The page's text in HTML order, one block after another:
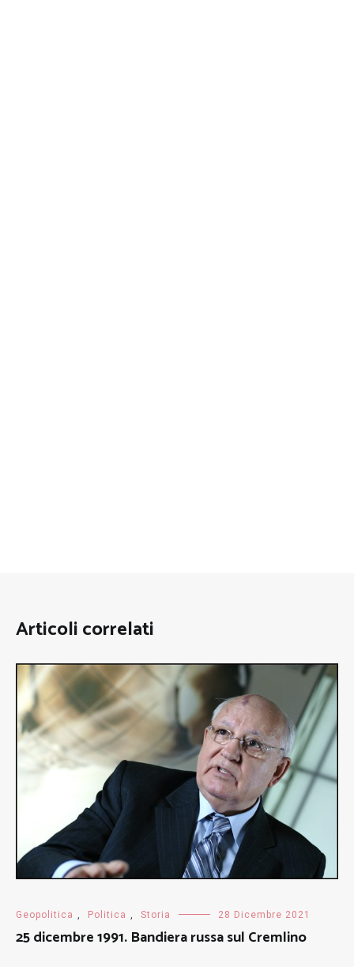
Articoli correlati
Geopolitica , Politica , Storia 28 Dicembre 2021
25 dicembre 1991. Bandiera russa sul Cremlino